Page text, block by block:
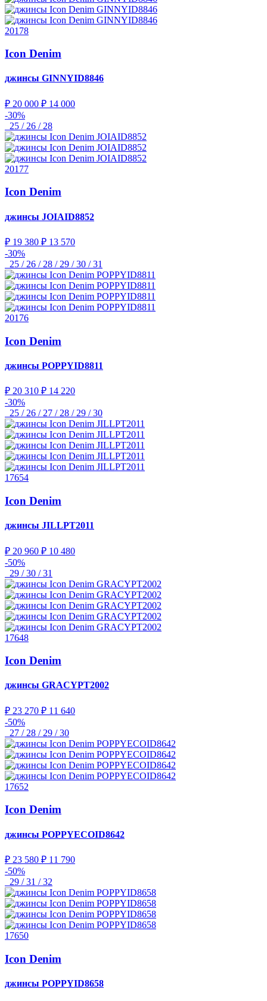
20178
Icon Denim
джинсы GINNYID8846
₽ 20 000 ₽ 14 000
-30%
25 / 26 / 28
20177
Icon Denim
джинсы JOIAID8852
₽ 19 380 ₽ 13 570
-30%
25 / 26 / 28 / 29 / 30 / 31
20176
Icon Denim
джинсы POPPYID8811
₽ 20 310 ₽ 14 220
-30%
25 / 26 / 27 / 28 / 29 / 30
17654
Icon Denim
джинсы JILLPT2011
₽ 20 960 ₽ 10 480
-50%
29 / 30 / 31
17648
Icon Denim
джинсы GRACYPT2002
₽ 23 270 ₽ 11 640
-50%
27 / 28 / 29 / 30
17652
Icon Denim
джинсы POPPYECOID8642
₽ 23 580 ₽ 11 790
-50%
29 / 31 / 32
17650
Icon Denim
джинсы POPPYID8658